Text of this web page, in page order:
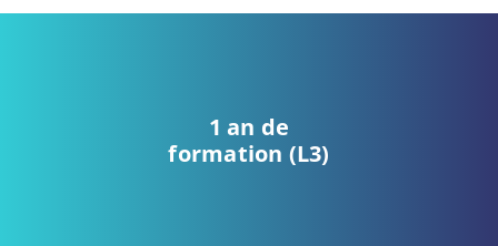
1 an de
formation (L3)